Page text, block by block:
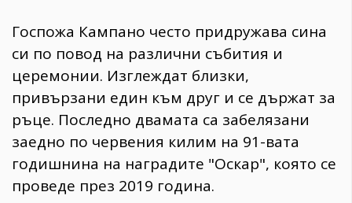
Госпожа Кампано често придружава сина
си по повод на различни събития и
церемонии. Изглеждат близки,
привързани един към друг и се държат за
ръце. Последно двамата са забелязани
заедно по червения килим на 91-вата
годишнина на наградите "Оскар", която се
проведе през 2019 година.